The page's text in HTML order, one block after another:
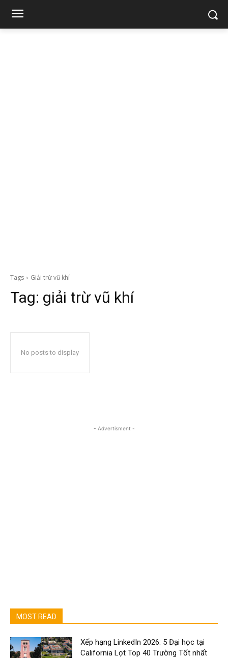
Tags Giải trừ vũ khí
Tag: giải trừ vũ khí
No posts to display
- Advertisment -
MOST READ
Xếp hạng LinkedIn 2026: 5 Đại học tại
California Lọt Top 40 Trường Tốt nhất